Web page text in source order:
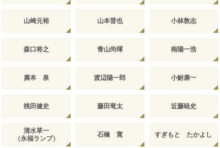
山崎元裕 山本晋也 小林敦志
森口将之 青山尚暉 南陽一浩
廣本 泉 渡辺陽一郎 小鮒康一
桃田健史 藤田竜太 近藤暁史
清水草一
（永福ランプ）
石橋 寛 すぎもと たかよし